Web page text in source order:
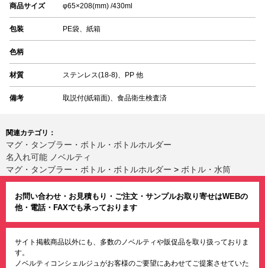
商品サイズ φ65×208(mm) /430ml
包装 PE袋、紙箱
色柄
材質 ステンレス(18-8)、PP 他
備考 取説付(紙箱面)、食品衛生検査済
関連カテゴリ：
マグ・タンブラー・ボトル・ボトルホルダー
名入れ可能 ノベルティ
マグ・タンブラー・ボトル・ボトルホルダー > ボトル・水筒
お問い合わせ・お見積もり・ご注文・サンプルお取り寄せはWEBの
他・電話・FAXでも承っております
サイト掲載商品以外にも、多数のノベルティや販促品を取り扱っておりま
す。
ノベルティコンシェルジュがお客様のご要望にあわせてご提案させていた